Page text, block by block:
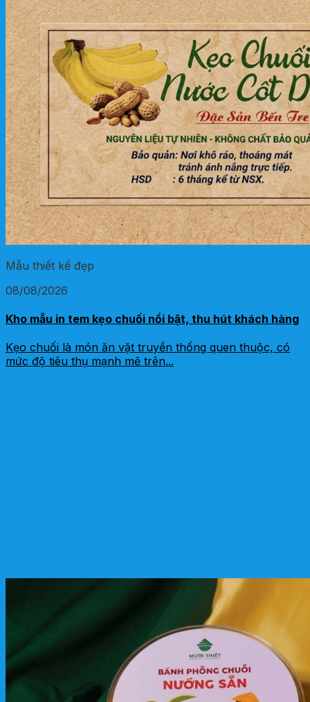
Mẫu thiết kế đẹp
08/08/2026
Kho mẫu in tem kẹo chuối nổi bật, thu hút khách hàng
Kẹo chuối là món ăn vặt truyền thống quen thuộc, có
mức độ tiêu thụ mạnh mẽ trên...